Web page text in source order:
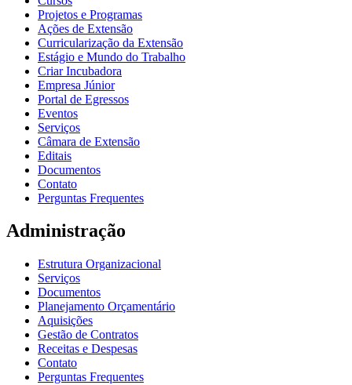
Projetos e Programas
Ações de Extensão
Curricularização da Extensão
Estágio e Mundo do Trabalho
Criar Incubadora
Empresa Júnior
Portal de Egressos
Eventos
Serviços
Câmara de Extensão
Editais
Documentos
Contato
Perguntas Frequentes
Administração
Estrutura Organizacional
Serviços
Documentos
Planejamento Orçamentário
Aquisições
Gestão de Contratos
Receitas e Despesas
Contato
Perguntas Frequentes